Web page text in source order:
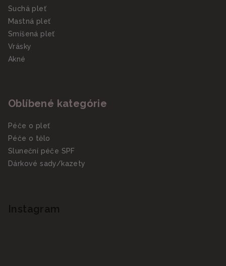
Suchá pleť
Mastná pleť
Smíšená pleť
Vrásky
Akné
Oblíbené kategórie
Péče o pleť
Péče o tělo
Sluneční péče SPF
Dárkové sady/kazety
Instagram